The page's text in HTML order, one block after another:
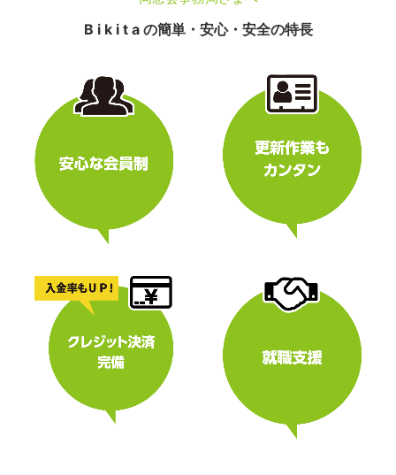
B i k i t a の簡単・安心・安全の特長